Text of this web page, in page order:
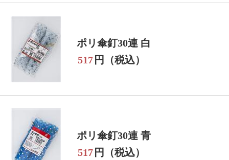
ポリ傘釘30連 白
517 円（税込）
ポリ傘釘30連 青
517 円（税込）